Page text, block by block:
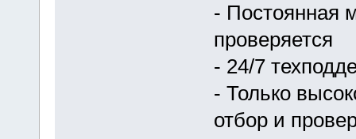
- Постоянная
проверяется
- 24/7
- Только
отбор и